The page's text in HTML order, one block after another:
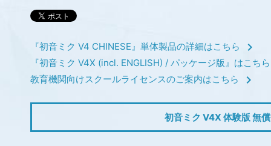
『初音ミク V4 CHINESE』単体製品の詳細はこちら chevron_right
『初音ミク V4X (incl. ENGLISH) / パッケージ版』はこち
教育機関向けスクールライセンスのご案内はこちら
chevron_right
初音ミク V4X 体験版 無